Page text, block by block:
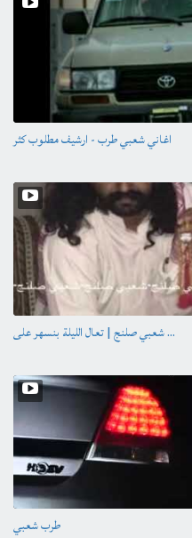
اغاني شعبي طرب - ارشيف مطلوب كثر
شعبي صلنج | تعال الليلة بنسهر على ...
طرب شعبي